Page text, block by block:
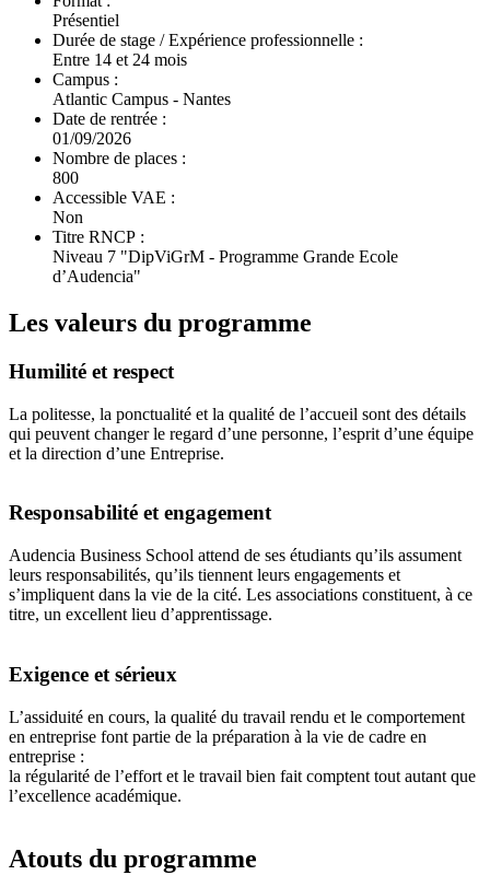
Présentiel
Durée de stage / Expérience professionnelle :
Entre 14 et 24 mois
Campus :
Atlantic Campus - Nantes
Date de rentrée :
01/09/2026
Nombre de places :
800
Accessible VAE :
Non
Titre RNCP :
Niveau 7 "DipViGrM - Programme Grande Ecole
d’Audencia"
Les valeurs du programme
Humilité et respect
La politesse, la ponctualité et la qualité de l’accueil sont des détails
qui peuvent changer le regard d’une personne, l’esprit d’une équipe
et la direction d’une Entreprise.
Responsabilité et engagement
Audencia Business School attend de ses étudiants qu’ils assument
leurs responsabilités, qu’ils tiennent leurs engagements et
s’impliquent dans la vie de la cité. Les associations constituent, à ce
titre, un excellent lieu d’apprentissage.
Exigence et sérieux
L’assiduité en cours, la qualité du travail rendu et le comportement
en entreprise font partie de la préparation à la vie de cadre en
entreprise :
la régularité de l’effort et le travail bien fait comptent tout autant que
l’excellence académique.
Atouts du programme